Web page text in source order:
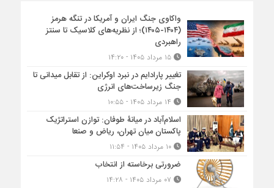
واکاوی جنگ ایران و آمریکا در تنگه هرمز
(۱۴۰۴-۱۴۰۵)؛ از نظریه‌های کلاسیک تا سنتز
راهبردی
۱۵ مرداد ۱۴۰۵ - ۱۴:۲۰
تغییر پارادایم در نبرد اوکراین: از تقابل میدانی تا
جنگ زیرساخت‌های انرژی
اسلام‌آباد در میانۀ طوفان: توازن استراتژیک
پاکستان میان تهران، ریاض و صنعا
۱۰ مرداد ۱۴۰۵ - ۱۱:۵۴
ضرورتی برخاسته از انتخاب